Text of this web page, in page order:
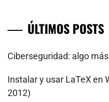
ÚLTIMOS POSTS
Ciberseguridad: algo
Instalar y usar LaTeX en
2012)